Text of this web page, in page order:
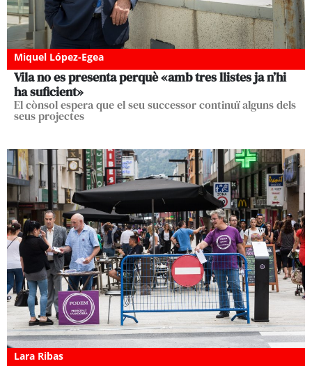
Miquel López-Egea
Vila no es presenta perquè «amb tres llistes ja n’hi
ha suficient»
El cònsol espera que el seu successor continuï alguns dels
seus projectes
Lara Ribas